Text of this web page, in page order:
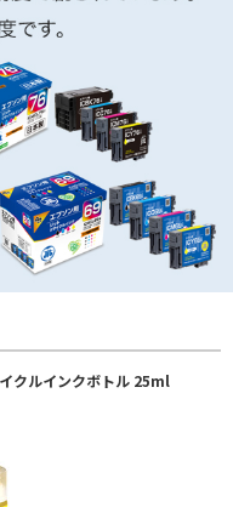
クルインクボトル 25ml